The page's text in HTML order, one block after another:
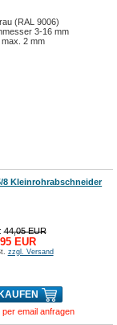
(RAL 9006)
3-16 mm
2 mm
8 Kleinrohrabschneider
44,05 EUR
EUR
zzgl. Versand
per email anfragen